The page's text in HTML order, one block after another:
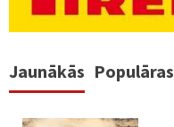
Jaunākās Populāras